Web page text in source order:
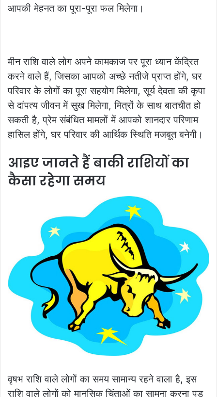
आपकी मेहनत का पूरा-पूरा फल मिलेगा।
मीन राशि वाले लोग अपने कामकाज पर पूरा ध्यान केंद्रित
करने वाले हैं, जिसका आपको अच्छे नतीजे प्राप्त होंगे, घर
परिवार के लोगों का पूरा सहयोग मिलेगा, सूर्य देवता की कृपा
से दांपत्य जीवन में सुख मिलेगा, मित्रों के साथ बातचीत हो
सकती है, प्रेम संबंधित मामलों में आपको शानदार परिणाम
हासिल होंगे, घर परिवार की आर्थिक स्थिति मजबूत बनेगी।
आइए जानते हैं बाकी राशियों का
कैसा रहेगा समय
वृषभ राशि वाले लोगों का समय सामान्य रहने वाला है, इस
राशि वाले लोगों को मानसिक चिंताओं का सामना करना पड़